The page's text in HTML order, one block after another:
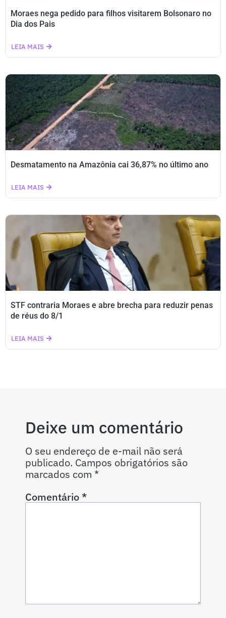
Moraes nega pedido para filhos visitarem Bolsonaro no
Dia dos Pais
LEIA MAIS
Desmatamento na Amazônia cai 36,87% no último ano
LEIA MAIS
STF contraria Moraes e abre brecha para reduzir penas
de réus do 8/1
LEIA MAIS
Deixe um comentário
O seu endereço de e-mail não será
publicado. Campos obrigatórios são
marcados com *
Comentário*